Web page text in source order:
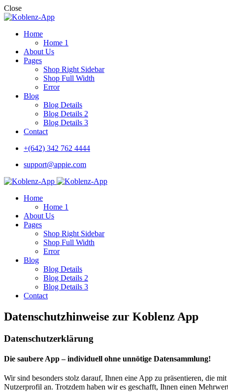
Close
Home
Home 1
About Us
Pages
Shop Right Sidebar
Shop Full Width
Error
Blog
Blog Details
Blog Details 2
Blog Details 3
Contact
+(642) 342 762 4444
support@appie.com
Home
Home 1
About Us
Pages
Shop Right Sidebar
Shop Full Width
Error
Blog
Blog Details
Blog Details 2
Blog Details 3
Contact
Datenschutzhinweise zur Koblenz App
Datenschutzerklärung
Die saubere App – individuell ohne unnötige Datensammlung!
Wir sind besonders stolz darauf, Ihnen eine App zu präsentieren, die
Nutzerprofil an. Trotzdem haben wir es geschafft, Ihnen einen